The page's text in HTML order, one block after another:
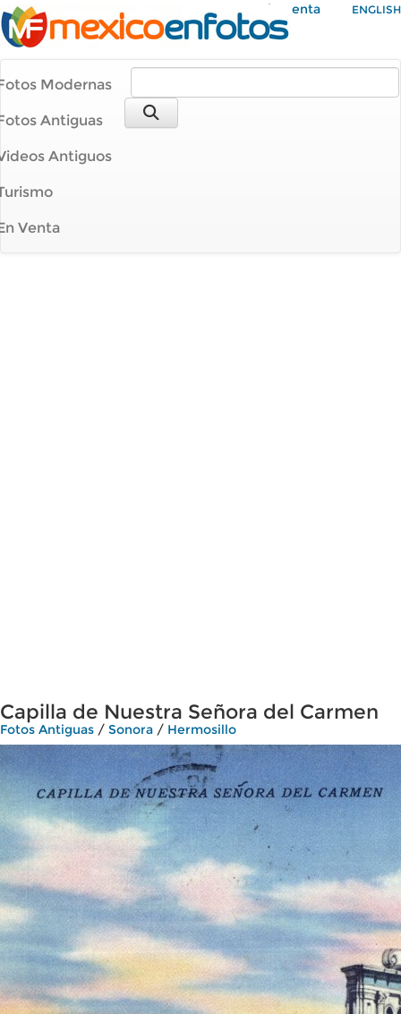
Mi Cuenta ENGLISH
Modernas
Antiguas
Antiguos
Venta
Capilla de Nuestra Señora del Carmen
Fotos Antiguas / Sonora / Hermosillo